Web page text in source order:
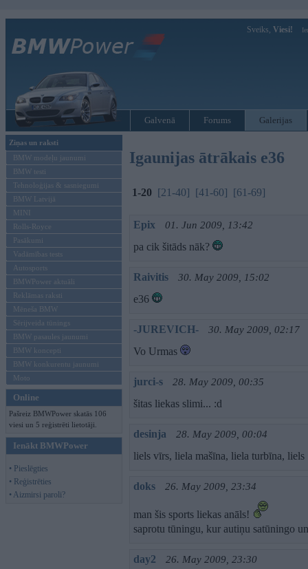
Sveiks, Viesi!
Galvenā Forums Galerijas
Ziņas un raksti
BMW modeļu jaunumi
BMW testi
Tehnoloģijas & sasniegumi
BMW Latvijā
MINI
Rolls-Royce
Pasākumi
Vadāmības tests
Autosports
BMWPower aktuāli
Reklāmas raksti
Mēneša BMW
Sērijveida tūnings
BMW pasaules jaunumi
BMW koncepti
BMW konkurentu jaunumi
Moto
Online
Pašreiz BMWPower skatās 106
viesi un 5 reģistrēti lietotāji.
Ienākt BMWPower
• Pieslēgties
• Reģistrēties
• Aizmirsi paroli?
Igaunijas ātrākais e36
1-20 [21-40] [41-60] [61-69]
Epix 01. Jun 2009, 13:42
pa cik šitāds nāk?
Raivitis 30. May 2009, 15:02
e36
-JUREVICH- 30. May 2009, 02:17
Vo Urmas
jurci-s 28. May 2009, 00:35
šitas liekas slimi... :d
desinja 28. May 2009, 00:04
liels vīrs, liela mašīna, liela turbīna, liels
doks 26. May 2009, 23:34
man šis sports liekas anāls!
saprotu tūningu, kur autiņu satūningo
day2 26. May 2009, 23:30